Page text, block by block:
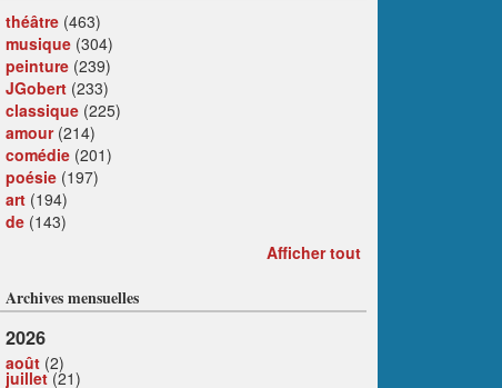
théâtre (463)
musique (304)
peinture (239)
JGobert (233)
classique (225)
amour(214)
comédie (201)
poésie (197)
art (194)
de (143)
Afficher tout
Archives mensuelles
2026
août (2)
juillet(21)